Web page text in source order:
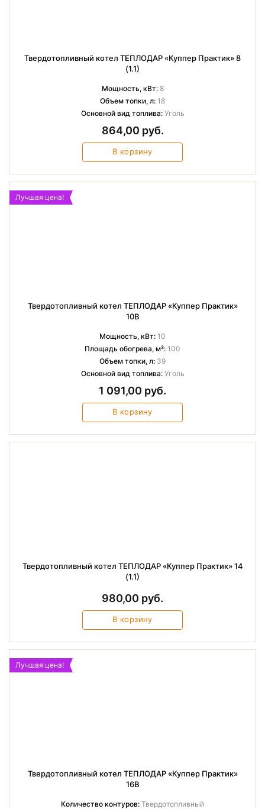
Твердотопливный котел ТЕПЛОДАР «Куппер Практик» 8
(1.1)
Мощность, кВт:8
Объем топки, л: 18
Основной вид топлива:Уголь
864,00 руб.
В корзину
Лучшая цена!
Твердотопливный котел ТЕПЛОДАР «Куппер Практик»
10B
Мощность, кВт: 10
Площадь обогрева, м²: 100
Объем топки, л: 39
Основной вид топлива:Уголь
1 091,00 руб.
В корзину
Твердотопливный котел ТЕПЛОДАР «Куппер Практик» 14
(1.1)
980,00 руб.
В корзину
Лучшая цена!
Твердотопливный котел ТЕПЛОДАР «Куппер Практик»
16B
Количество контуров: Твердотопливный